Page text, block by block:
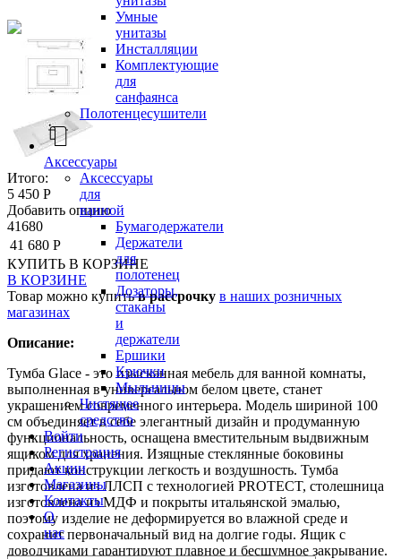
Умные
унитазы
Инсталляции
Комплектующие
для
санфаянса
Полотенцесушители
Аксессуары
Аксессуары
для
ванной
Бумагодержатели
Держатели
для
полотенец
Дозаторы,
стаканы
и
держатели
Ершики
Крючки
Мыльницы
Чистящее
средство
Войти
Регистрация
Акции
Магазины
Контакты
О
нас
Итого:
5 450 Р
Добавить опцию
41680
41 680 Р
КУПИТЬ В КОРЗИНЕ
В КОРЗИНЕ
Товар можно купитьв рассрочку в наших розничных
магазинах
Описание:
Тумба Glace - это изысканная мебель для ванной комнаты,
выполненная в универсальном белом цвете, станет
украшением современного интерьера. Модель шириной 100
см объединяет в себе элегантный дизайн и продуманную
функциональность, оснащена вместительным выдвижным
ящиком для хранения. Изящные стеклянные боковины
придают конструкции легкость и воздушность. Тумба
изготовлена из ЛЛСП с технологией PROTECT, столешница
изготовлена из МДФ и покрыты итальянской эмалью,
поэтому изделие не деформируется во влажной среде и
сохранит первоначальный вид на долгие годы. Ящик с
доводчиками гарантируют плавное и бесшумное закрывание.